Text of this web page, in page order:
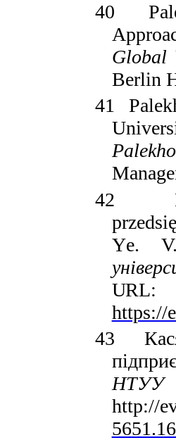
40
Global
Berlin
41
42
Ye.
https://
43
НТУУ
http://